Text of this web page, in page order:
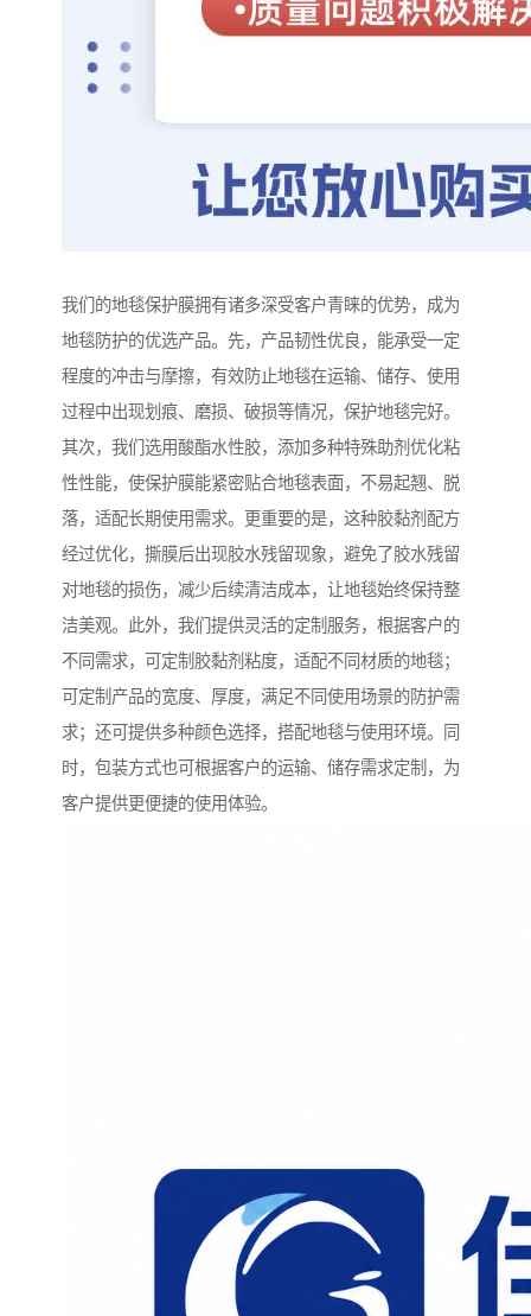
我们的地毯保护膜拥有诸多深受客户青睐的优势，成为
地毯防护的优选产品。先，产品韧性优良，能承受一定
程度的冲击与摩擦，有效防止地毯在运输、储存、使用
过程中出现划痕、磨损、破损等情况，保护地毯完好。
其次，我们选用酸酯水性胶，添加多种特殊助剂优化粘
性性能，使保护膜能紧密贴合地毯表面，不易起翘、脱
落，适配长期使用需求。更重要的是，这种胶黏剂配方
经过优化，撕膜后出现胶水残留现象，避免了胶水残留
对地毯的损伤，减少后续清洁成本，让地毯始终保持整
洁美观。此外，我们提供灵活的定制服务，根据客户的
不同需求，可定制胶黏剂粘度，适配不同材质的地毯；
可定制产品的宽度、厚度，满足不同使用场景的防护需
求；还可提供多种颜色选择，搭配地毯与使用环境。同
时，包装方式也可根据客户的运输、储存需求定制，为
客户提供更便捷的使用体验。